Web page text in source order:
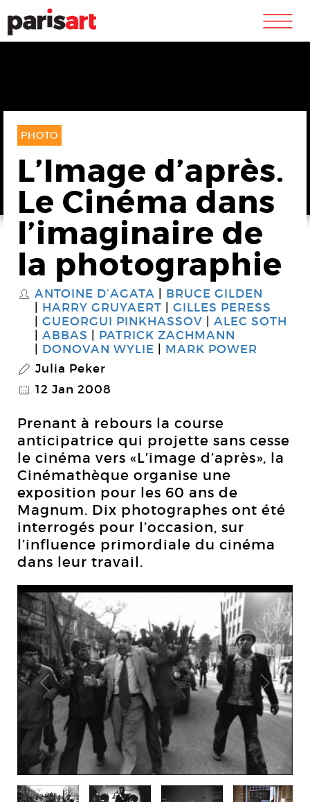
m
PHOTO
L’Image d’après.
Le Cinéma dans
l’imaginaire de
la photographie
S ANTOINE D’AGATA
BRUCE GILDEN
HARRY GRUYAERT
GILLES PERESS
GUEORGUI PINKHASSOV
ALEC SOTH
ABBAS
PATRICK ZACHMANN
DONOVAN WYLIE
MARK POWER
P Julia Peker
@ 12 Jan 2008
Prenant à rebours la course
anticipatrice qui projette sans cesse
le cinéma vers «L’image d’après», la
Cinémathèque organise une
exposition pour les 60 ans de
Magnum. Dix photographes ont été
interrogés pour l’occasion, sur
l’influence primordiale du cinéma
dans leur travail.